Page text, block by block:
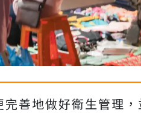
善地做好衛生管理